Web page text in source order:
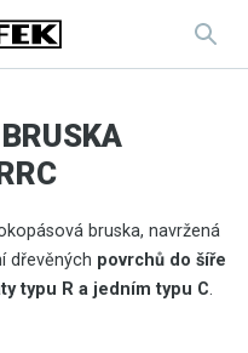
bruska, navržená
dřevěných povrchů do šíře
typu R a jedním typu C.